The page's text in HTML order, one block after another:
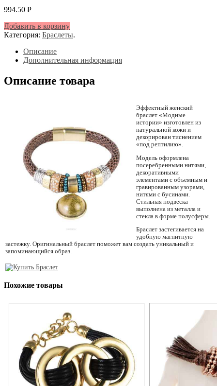
994.50 Р
Добавить в корзину
Категория: Браслеты.
Описание
Дополнительная информация
Описание товара
Эффектный женский
браслет «Модные
истории» изготовлен из
натуральной кожи и
декорирован тиснением
«под рептилию».
Модель оформлена
посеребренными нитями,
декоративными
элементами с объемным и
гравированным узорами,
нитями с бусинами.
Стильная подвеска
выполнена из металла и
стекла в форме полусферы.
Браслет застегивается на
удобную магнитную
застежку. Оригинальный браслет поможет вам создать уникальный и
запоминающийся образ.
Похожие товары